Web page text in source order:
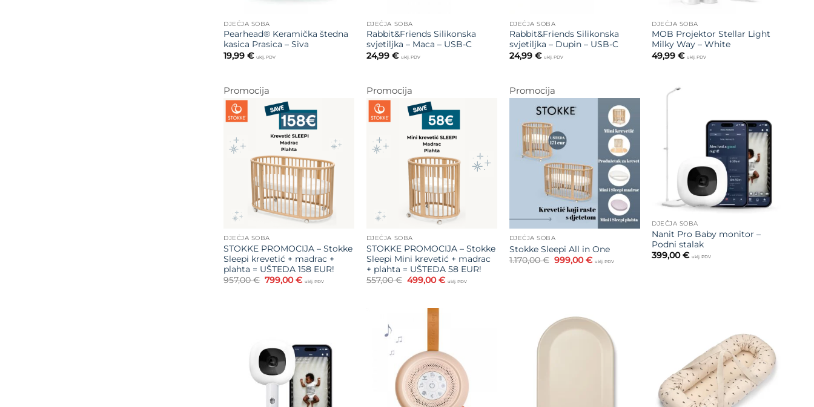
DJEČJA SOBA
Pearhead® Keramička štedna
kasica Prasica – Siva
19,99€ uklj. PDV
DJEČJA SOBA
Rabbit&Friends Silikonska
svjetiljka – Maca – USB-C
24,99 € uklj. PDV
DJEČJA SOBA
Rabbit&Friends Silikonska
svjetiljka – Dupin – USB-C
24,99 € uklj. PDV
DJEČJA SOBA
MOB Projektor Stellar Light
Milky Way – White
49,99€ uklj. PDV
Promocija
na listu
želja
DJEČJA SOBA
STOKKE PROMOCIJA – Stokke
Sleepi krevetić + madrac +
plahta = UŠTEDA 158 EUR!
957,00€ Izvorna
cijena
799,00€Trenutna
cijena
uklj. PDV
Promocija
DJEČJA SOBA
STOKKE PROMOCIJA – Stokke
Sleepi Mini krevetić + madrac
+ plahta = UŠTEDA 58 EUR!
557,00€ Izvorna
cijena
557,00 €.
499,00€Trenutna
cijena
uklj. PDV
Promocija
Dodajte
na listu
želja
DJEČJA SOBA
Stokke Sleepi All in One
1.170,00€ Izvorna
cijena
999,00€Trenutna
cijena
uklj. PDV
na listu
želja
DJEČJA SOBA
Nanit Pro Baby monitor –
Podni stalak
399,00€ uklj. PDV
na listu
želja
Dodajte
na listu
Dodajte
na listu
želja